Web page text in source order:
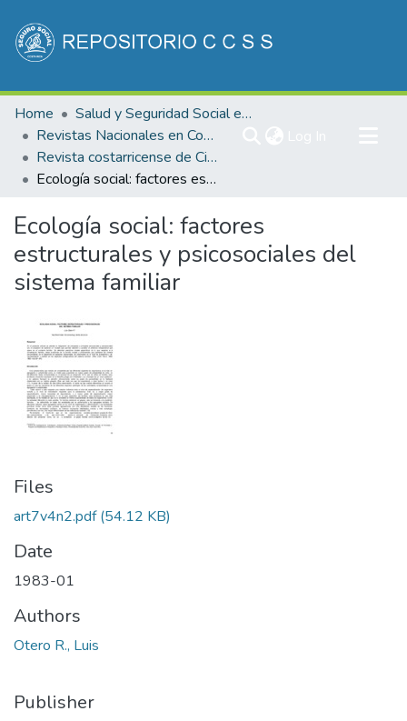
Communities & Collections
All of DSpace
Statistics
Home
Salud y Seguridad Social en Costa Rica
Revistas Nacionales en Costa Rica
Revista costarricense de Ciencias Médicas
Ecología social: factores estructurales y psicosociales del sistema familiar
Ecología social: factores
estructurales y psicosociales del
sistema familiar
Files
art7v4n2.pdf(54.12 KB)
Date
1983-01
Authors
Otero R., Luis
Publisher